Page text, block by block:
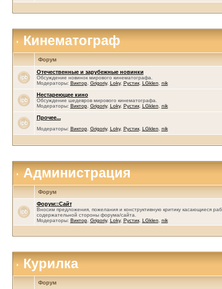
Кинематограф
Форум
Отечественные и зарубежные новинки
Обсуждение новинок мирового кинематографа.
Модераторы: Виктор, Grigoriy, Loky, Рустик, LGklen nik
Нестареющее кино
Обсуждение шедевров мирового кинематографа.
Модераторы: Виктор, Grigoriy, Loky, Рустик, LGklen nik
Прочее...
Модераторы: Виктор, Grigoriy, Loky, Рустик, LGklen nik
Администрация
Форум
Форум::Сайт
Вносим предложения, пожелания и конструктивную критику касающиеся
содержательной стороны форума/сайта.
Модераторы: Виктор, Grigoriy, Loky, Рустик, LGklen nik
Курилка
Форум